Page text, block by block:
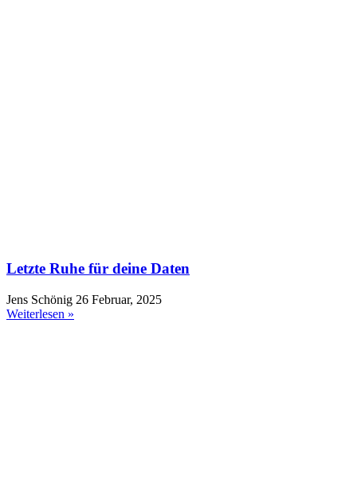
Letzte Ruhe für deine Daten
Jens Schönig 26 Februar, 2025
Weiterlesen »